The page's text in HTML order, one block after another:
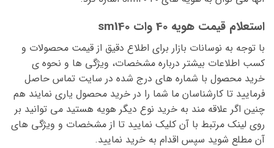
استعلام قیمت هویه 40 وات sm140
با توجه به نوسانات بازار برای اطلاع دقیق از قیمت محصولات و
کسب اطلاعات بیشتر درباره مشخصات، ویژگی ها و نحوه ی
خرید محصول با شماره های درج شده در سایت تماس حاصل
فرمایید تا کارشناسان ما شما را در خرید محصول یاری نمایند هم
چنین اگر علاقه مند به خرید نوع دیگر هویه هستید می توانید بر
روی لینک مرتبط با آن کلیک نمایید تا از مشخصات و ویژگی های
آن مطلع شوید سپس اقدام به خرید نمایید.